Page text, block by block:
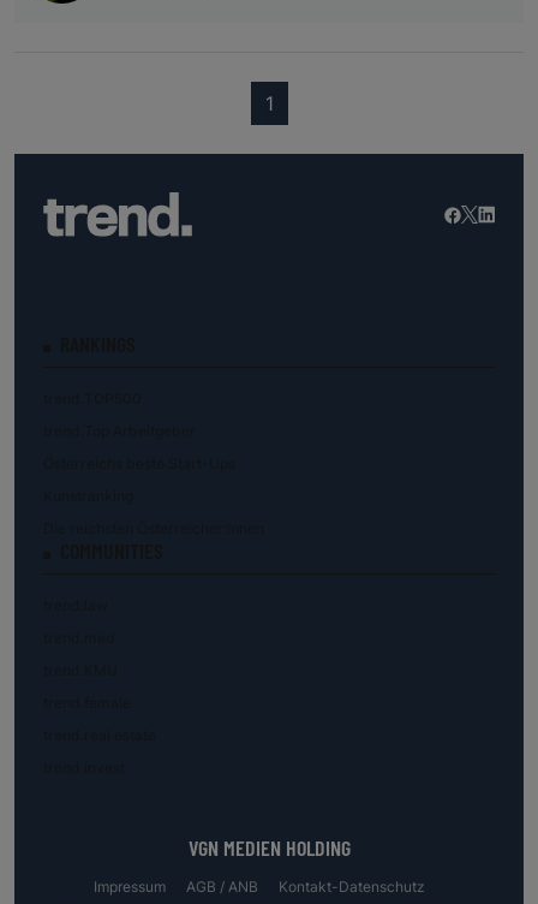
1(current)
VGN MEDIEN HOLDING
Impressum AGB / ANB
Kontakt-Datenschutz